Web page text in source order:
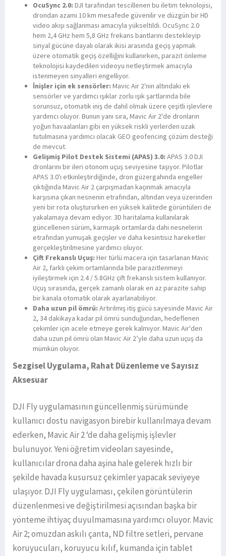
OcuSync 2.0: DJI tarafından tescillenen bu iletim teknolojisi,
drondan azami 10 km mesafede güvenilir ve düzgün bir HD
video akışı sağlanması amacıyla yükseltildi. OcuSync 2.0
hem 2,4 GHz hem 5,8 GHz frekans bantlarını destekleyip
sinyal gücüne dayalı olarak ikisi arasında geçiş yapmak
üzere otomatik geçiş özelliğini kullanırken, parazit önleme
teknolojisi kaydedilen videoyu netleştirmek amacıyla
istenmeyen sinyalleri engelliyor.
İnişler için ek sensörler: Mavic Air 2'nin altındaki ek
sensörler ve yardımcı ışıklar zorlu ışık şartlarında bile
sorunsuz, otomatik iniş de dahil olmak üzere çeşitli işlevlere
yardımcı oluyor. Bunun yanı sıra, Mavic Air 2'de dronların
yoğun havaalanları gibi en yüksek riskli yerlerden uzak
tutulmasına yardımcı olacak GEO geofencing çözüm desteği
de mevcut.
Gelişmiş Pilot Destek Sistemi (APAS) 3.0: APAS 3.0 DJI
dronlarını bir ileri otonom uçuş seviyesine taşıyor. Pilotlar
APAS 3.0'ı etkinleştirdiğinde, dron güzergahında engeller
çıktığında Mavic Air 2 çarpışmadan kaçınmak amacıyla
karşısına çıkan nesnenin etrafından, altından veya üzerinden
yeni bir rota oluştururken en yüksek kalitede görüntüleri de
yakalamaya devam ediyor. 3D haritalama kullanılarak
güncellenen sürüm, karmaşık ortamlarda dahi nesnelerin
etrafından yumuşak geçişler ve daha kesintisiz hareketler
gerçekleştirilmesine yardımcı oluyor.
Çift Frekanslı Uçuş: Her türlü macera için tasarlanan Mavic
Air 2, farklı çekim ortamlarında bile parazitlenmeyi
iyileştirmek için 2.4 / 5.8GHz çift frekanslı sistem kullanıyor.
Uçuş sırasında, gerçek zamanlı olarak en az parazite sahip
bir kanala otomatik olarak ayarlanabiliyor.
Daha uzun pil ömrü: Artırılmış itiş gücü sayesinde Mavic Air
2, 34 dakikaya kadar pil ömrü sunduğundan, hedeflenen
çekimler için acele etmeye gerek kalmıyor. Mavic Air'den
daha uzun pil ömrü olan Mavic Air 2’yle daha uzun uçuş da
mümkün oluyor.
Sezgisel Uygulama, Rahat Düzenleme ve Sayısız
Aksesuar
DJI Fly uygulamasının güncellenmiş sürümünde
kullanıcı dostu navigasyon birebir kullanılmaya devam
ederken, Mavic Air 2 ‘de daha gelişmiş işlevler
bulunuyor. Yeni öğretim videoları sayesinde,
kullanıcılar drona daha aşina hale gelerek hızlı bir
şekilde havada kusursuz çekimler yapacak seviyeye
ulaşıyor. DJI Fly uygulaması, çekilen görüntülerin
düzenlenmesi ve değiştirilmesi açısından başka bir
yönteme ihtiyaç duyulmamasına yardımcı oluyor. Mavic
Air 2; omuzdan askılı çanta, ND filtre setleri, pervane
koruyucuları, koruyucu kılıf, kumanda için tablet